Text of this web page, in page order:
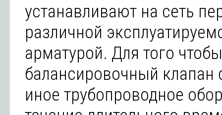
устанавливают на сеть
различной
арматурой. Для того
балансировочный клапан
иное трубопроводное